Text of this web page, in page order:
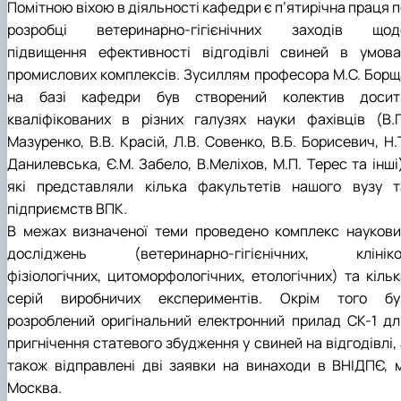
Помітною віхою в діяльності кафедри є п’ятирічна праця
розробці ветеринарно-гігієнічних заходів
підвищення ефективності відгодівлі свиней в
промислових комплексів. Зусиллям професора М.С.
на базі кафедри був створений колектив
кваліфікованих в різних галузях науки фахівців
Мазуренко, В.В. Красій, Л.В. Совенко, В.Б. Борисевич,
Данилевська, Є.М. Забело, В.Меліхов, М.П. Терес та
які представляли кілька факультетів нашого вузу
підприємств ВПК.
В межах визначеної теми проведено комплекс
досліджень (ветеринарно-гігієнічних,
фізіологічних, цитоморфологічних, етологічних) та
серій виробничих експериментів. Окрім того
розроблений оригінальний електронний прилад СК-1
пригнічення статевого збудження у свиней на відгодівлі,
також відправлені дві заявки на винаходи в ВНІДПЄ,
Москва.